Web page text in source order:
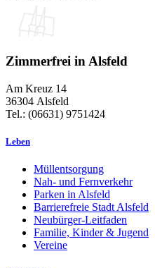
Zimmerfrei in Alsfeld
Am Kreuz 14
36304 Alsfeld
Tel.: (06631) 9751424
Leben
Müllentsorgung
Nah- und Fernverkehr
Parken in Alsfeld
Barrierefreie Stadt Alsfeld
Neubürger-Leitfaden
Familie, Kinder & Jugend
Vereine